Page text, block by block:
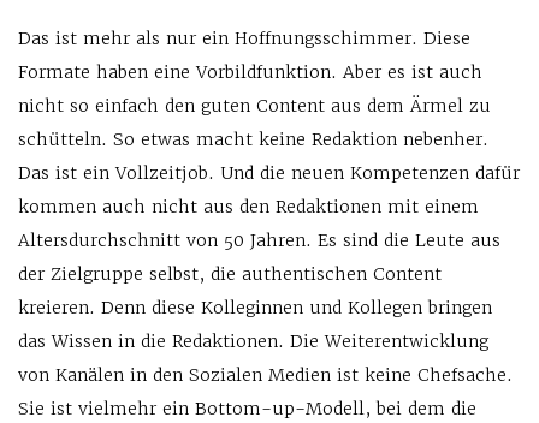
Das ist mehr als nur ein Hoffnungsschimmer. Diese
Formate haben eine Vorbildfunktion. Aber es ist auch
nicht so einfach den guten Content aus dem Ärmel zu
schütteln. So etwas macht keine Redaktion nebenher.
Das ist ein Vollzeitjob. Und die neuen Kompetenzen dafür
kommen auch nicht aus den Redaktionen mit einem
Altersdurchschnitt von 50 Jahren. Es sind die Leute aus
der Zielgruppe selbst, die authentischen Content
kreieren. Denn diese Kolleginnen und Kollegen bringen
das Wissen in die Redaktionen. Die Weiterentwicklung
von Kanälen in den Sozialen Medien ist keine Chefsache.
Sie ist vielmehr ein Bottom-up-Modell, bei dem die